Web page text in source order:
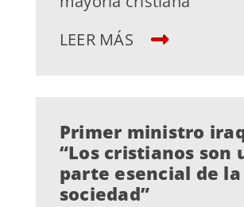
LEER MÁS
Primer ministro
“Los cristianos son
parte esencial de la
sociedad”